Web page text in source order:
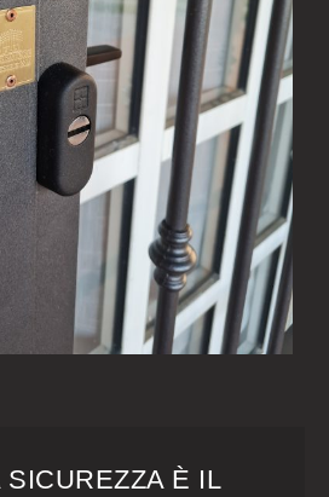
SICUREZZA È IL